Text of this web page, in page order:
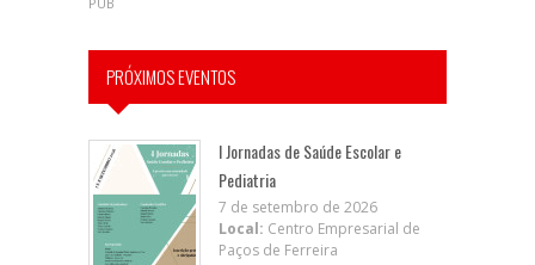
PRÓXIMOS EVENTOS
I Jornadas de Saúde Escolar e
Pediatria
7 de setembro de 2026
Local: Centro Empresarial de
Paços de Ferreira